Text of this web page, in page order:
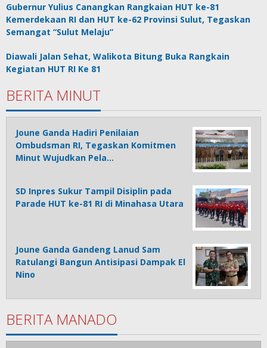
Gubernur Yulius Canangkan Rangkaian HUT ke-81
Kemerdekaan RI dan HUT ke-62 Provinsi Sulut, Tegaskan
Semangat “Sulut Melaju”
Diawali Jalan Sehat, Walikota Bitung Buka Rangkain
Kegiatan HUT RI Ke 81
BERITA MINUT
Joune Ganda Hadiri Penilaian
Ombudsman RI, Tegaskan Komitmen
Minut Wujudkan Pela…
SD Inpres Sukur Tampil Disiplin pada
Parade HUT ke-81 RI di Minahasa Utara
Joune Ganda Gandeng Lanud Sam
Ratulangi Bangun Antisipasi Dampak El
Nino
BERITA MANADO